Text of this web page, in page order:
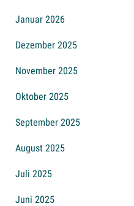
Januar 2026
Dezember 2025
November 2025
Oktober 2025
September 2025
August 2025
Juli 2025
Juni 2025